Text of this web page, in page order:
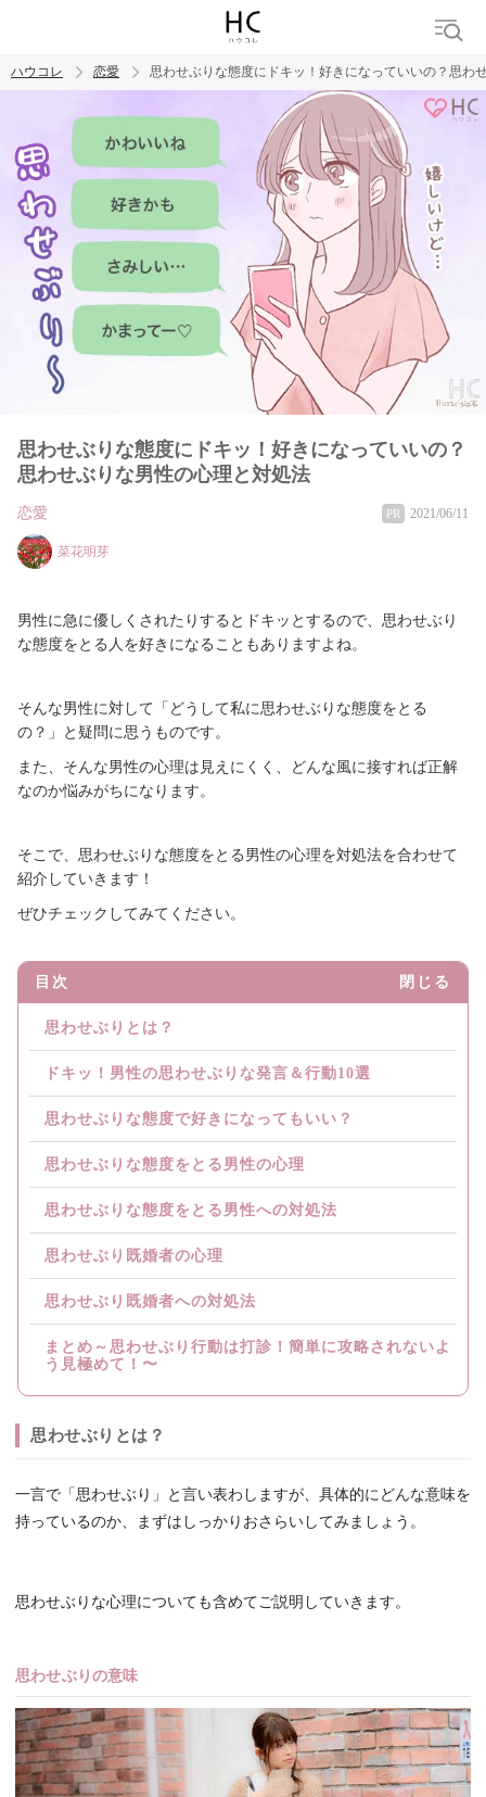
トレンド ワード
恋愛
ハウコレ 恋愛 思わせぶりな態度にドキッ！好きになっていいの？思わ
思わせぶりな態度にドキッ！好きになっていいの？
思わせぶりな男性の心理と対処法
恋愛 PR 2021/06/11
菜花明芽
男性に急に優しくされたりするとドキッとするので、思わせぶり
な態度をとる人を好きになることもありますよね。
そんな男性に対して「どうして私に思わせぶりな態度をとる
の？」と疑問に思うものです。
また、そんな男性の心理は見えにくく、どんな風に接すれば正解
なのか悩みがちになります。
そこで、思わせぶりな態度をとる男性の心理を対処法を合わせて
紹介していきます！
ぜひチェックしてみてください。
目次 閉じる
思わせぶりとは？
ドキッ！男性の思わせぶりな発言＆行動10選
思わせぶりな態度で好きになってもいい？
思わせぶりな態度をとる男性の心理
思わせぶりな態度をとる男性への対処法
思わせぶり既婚者の心理
思わせぶり既婚者への対処法
まとめ～思わせぶり行動は打診！簡単に攻略されないよ
う見極めて！〜
思わせぶりとは？
一言で「思わせぶり」と言い表わしますが、具体的にどんな意味を
持っているのか、まずはしっかりおさらいしてみましょう。
思わせぶりな心理についても含めてご説明していきます。
思わせぶりの意味